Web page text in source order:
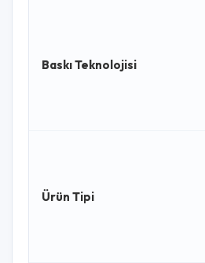
Baskı Teknolojisi
Ürün Tipi